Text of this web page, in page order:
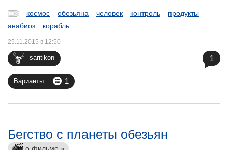
космос обезьяна человек контроль
продукты
анабиоз
корабль
saritikon
25.11.2015 в 12:50
Варианты: 1
1
Бегство с планеты обезьян